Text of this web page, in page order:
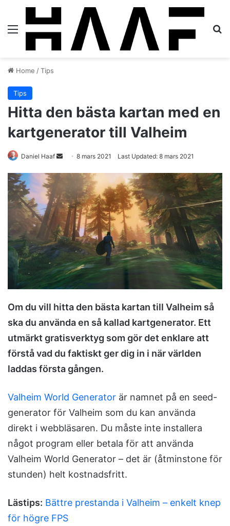
Home /Tips
Tips
Hitta den bästa kartan med en
kartgenerator till Valheim
Daniel Haaf
d
a
n
e
m
i
l
8 mars 2021 Last Updated: 8 mars 2021
Om du vill hitta den bästa kartan till Valheim så
ska du använda en så kallad kartgenerator. Ett
utmärkt gratisverktyg som gör det enklare att
förstå vad du faktiskt ger dig in i när världen
laddas första gången.
Valheim World Generator är namnet på en seed-
generator för Valheim som du kan använda
direkt i webbläsaren. Du måste inte installera
något program eller betala för att använda
Valheim World Generator – det är (åtminstone för
stunden) helt kostnadsfritt.
Lästips: Bättre prestanda i Valheim – enkelt knep
för högre FPS